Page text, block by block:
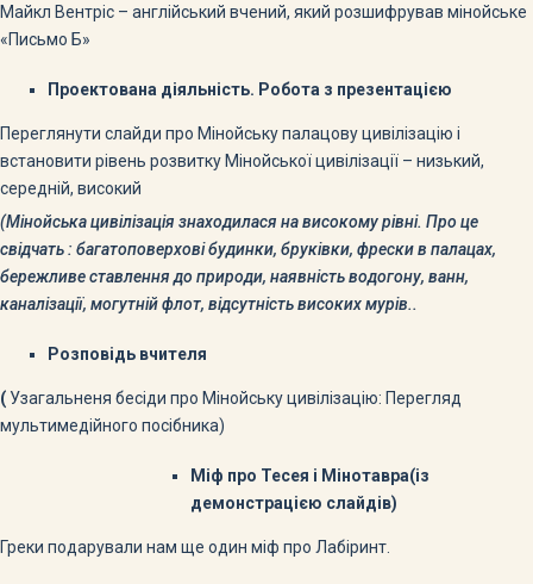
Майкл Вентріс – англійський вчений, який розшифрував мінойське
«Письмо Б»
Проектована діяльність. Робота з презентацією
Переглянути слайди про Мінойську палацову цивілізацію і
встановити рівень розвитку Мінойської цивілізації – низький,
середній, високий
(Мінойська цивілізація знаходилася на високому рівні. Про це
свідчать : багатоповерхові будинки, бруківки, фрески в палацах,
бережливе ставлення до природи, наявність водогону, ванн,
каналізації, могутній флот, відсутність високих мурів..
Розповідь вчителя
( Узагальненя бесіди про Мінойську цивілізацію: Перегляд
мультимедійного посібника)
Міф про Тесея і Мінотавра(із
демонстрацією слайдів)
Греки подарували нам ще один міф про Лабіринт.